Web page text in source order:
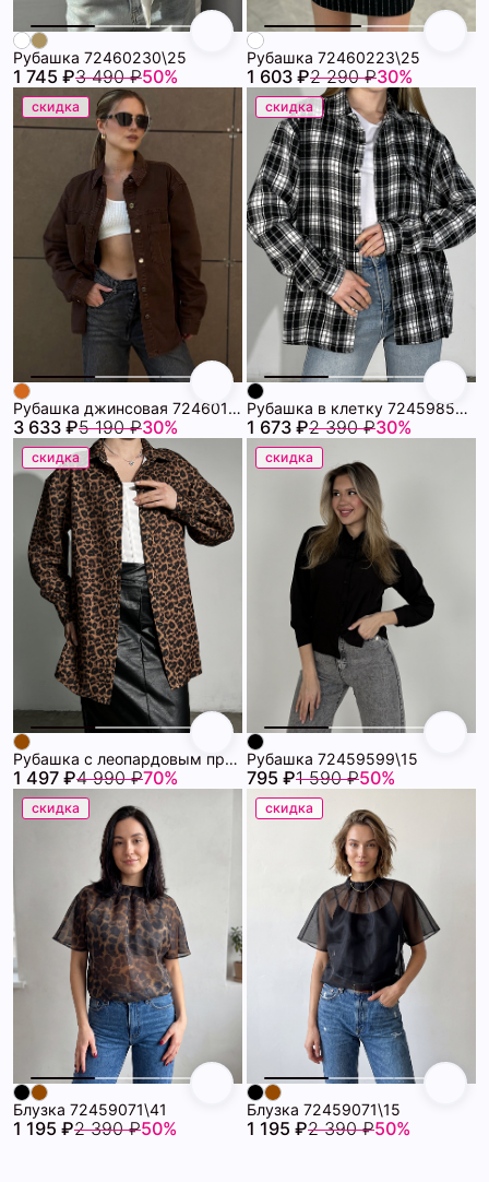
Рубашка 72460230\25
1 745 ₽3 490 ₽50%
Рубашка 72460223\25
1 603 ₽2 290 ₽30%
скидка
Рубашка джинсовая 72460164\1013
3 633 ₽5 190 ₽30%
скидка
Рубашка в клетку 72459854\15
1 673 ₽2 390 ₽30%
скидка
Рубашка с леопардовым принтом 72459768\41
1 497 ₽4 990 ₽70%
скидка
Рубашка 72459599\15
795 ₽1 590 ₽50%
скидка
Блузка 72459071\41
1 195 ₽2 390 ₽50%
скидка
Блузка 72459071\15
1 195 ₽2 390 ₽50%